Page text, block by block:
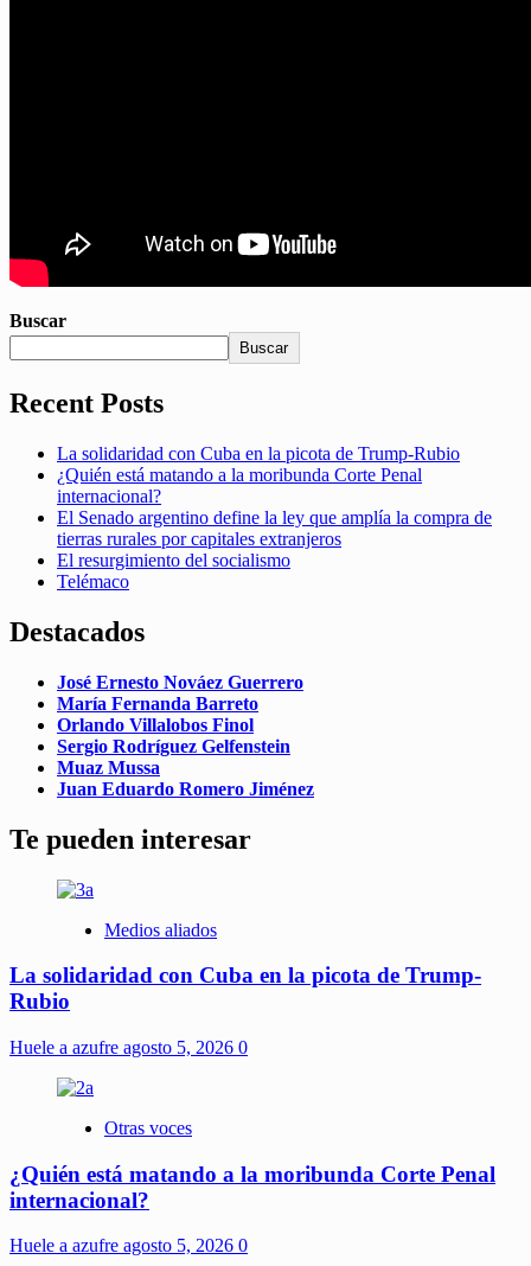
Buscar
Buscar
Recent Posts
La solidaridad con Cuba en la picota de Trump-Rubio
¿Quién está matando a la moribunda Corte Penal
internacional?
El Senado argentino define la ley que amplía la compra de
tierras rurales por capitales extranjeros
El resurgimiento del socialismo
Telémaco
Destacados
José Ernesto Nováez Guerrero
María Fernanda Barreto
Orlando Villalobos Finol
Sergio Rodríguez Gelfenstein
Muaz Mussa
Juan Eduardo Romero Jiménez
Te pueden interesar
Medios aliados
La solidaridad con Cuba en la picota de Trump-
Rubio
Huele a azufre agosto 5, 2026 0
Otras voces
¿Quién está matando a la moribunda Corte Penal
internacional?
Huele a azufre agosto 5, 2026 0